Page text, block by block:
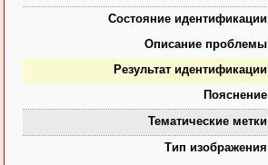
Состояние идентификации
Описание проблемы
Результат идентификации
Пояснение
Тематические метки
Тип изображения